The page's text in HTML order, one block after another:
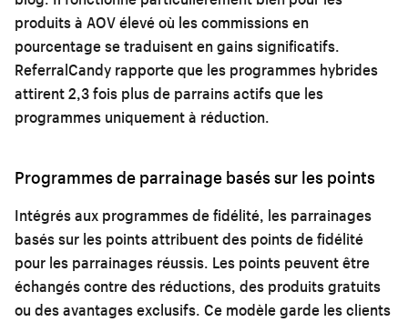
produits à AOV élevé où les commissions en
pourcentage se traduisent en gains significatifs.
ReferralCandy rapporte que les programmes hybrides
attirent 2,3 fois plus de parrains actifs que les
programmes uniquement à réduction.
Programmes de parrainage basés sur les points
Intégrés aux programmes de fidélité, les parrainages
basés sur les points attribuent des points de fidélité
pour les parrainages réussis. Les points peuvent être
échangés contre des réductions, des produits gratuits
ou des avantages exclusifs. Ce modèle garde les clients